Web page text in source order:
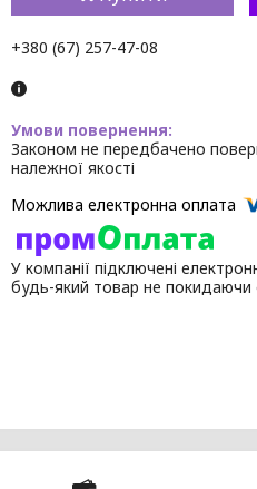
+380 (67) 257-47-08
Законом не передбачено
належної якості
У компанії підключені
будь-який товар не покидаючи